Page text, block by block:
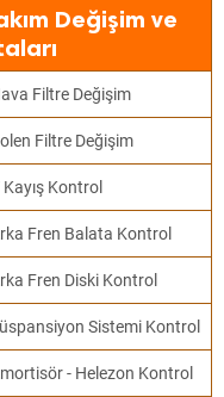
Değişim ve
Filtre Değişim
Filtre Değişim
Kayış Kontrol
Fren Balata Kontrol
Fren Diski Kontrol
Sistemi Kontrol
- Helezon Kontrol